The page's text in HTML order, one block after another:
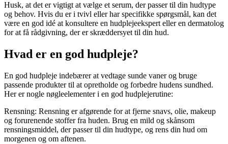
Husk, at det er vigtigt at vælge et serum, der passer til din hudtype
og behov. Hvis du er i tvivl eller har specifikke spørgsmål, kan det
være en god idé at konsultere en hudplejeekspert eller en dermatolog
for at få rådgivning, der er skræddersyet til din hud.
Hvad er en god hudpleje?
En god hudpleje indebærer at vedtage sunde vaner og bruge
passende produkter til at opretholde og forbedre hudens sundhed.
Her er nogle nøgleelementer i en god hudplejerutine:
Rensning: Rensning er afgørende for at fjerne snavs, olie, makeup
og forurenende stoffer fra huden. Brug en mild og skånsom
rensningsmiddel, der passer til din hudtype, og rens din hud om
morgenen og om aftenen.